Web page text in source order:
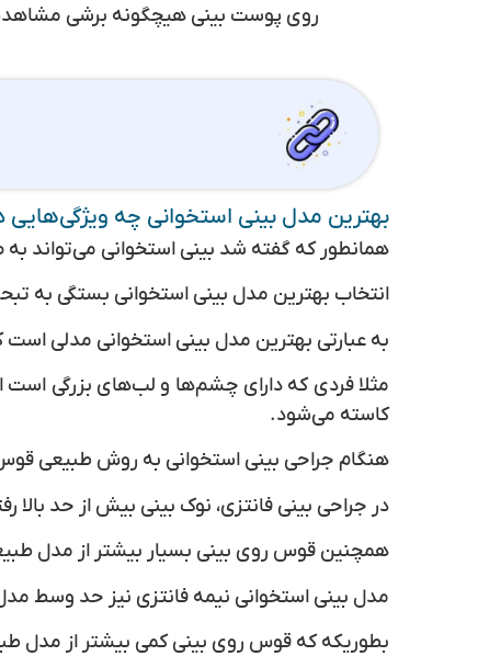
روی پوست بینی هیچگونه برشی
بهترین مدل بینی استخوانی چه ویژگی‌هایی
همانطور که گفته شد بینی استخوانی می‌تواند
انتخاب بهترین مدل بینی استخوانی بستگی به تبحر
به عبارتی بهترین مدل بینی استخوانی مدلی
مثلا فردی که دارای چشم‌ها و لب‌های بزرگی است
کاسته می‌شود.
هنگام جراحی بینی استخوانی به روش طبیعی قوس
در جراحی بینی فانتزی، نوک بینی بیش از حد
همچنین قوس روی بینی بسیار بیشتر از مدل
مدل بینی استخوانی نیمه فانتزی نیز حد وسط مدل
بطوریکه که قوس روی بینی کمی بیشتر از مدل